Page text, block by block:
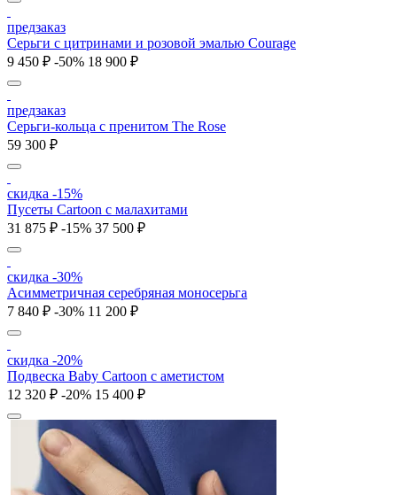
предзаказ
Серьги с цитринами и розовой эмалью Courage
9 450 ₽ -50% 18 900 ₽
предзаказ
Серьги-кольца с пренитом The Rose
59 300 ₽
скидка -15%
Пусеты Cartoon с малахитами
31 875 ₽ -15% 37 500 ₽
скидка -30%
Асимметричная серебряная моносерьга
7 840 ₽ -30% 11 200 ₽
скидка -20%
Подвеска Baby Cartoon с аметистом
12 320 ₽ -20% 15 400 ₽